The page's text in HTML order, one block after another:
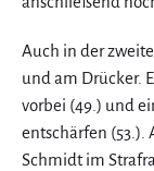
Auch in der
und am Drücker.
vorbei (49.) und
entschärfen (53.).
Schmidt im